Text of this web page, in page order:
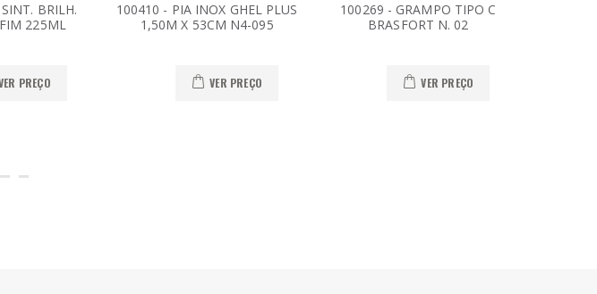
BRILH.
225ML
PREÇO
100410 - PIA INOX GHEL PLUS
1,50M X 53CM N4-095
VER PREÇO
100269 - GRAMPO TIPO C
BRASFORT N. 02
VER PREÇO